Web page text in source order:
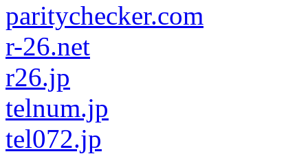
paritychecker.com
r-26.net
r26.jp
telnum.jp
tel072.jp